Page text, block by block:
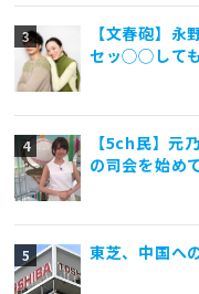
【文春砲】
セッ◯◯して
【5ch民】元
の司会を始め
東芝、中国へ